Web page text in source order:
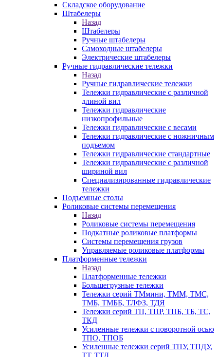
Складское оборудование
Штабелеры
Назад
Штабелеры
Ручные штабелеры
Самоходные штабелеры
Электрические штабелеры
Ручные гидравлические тележки
Назад
Ручные гидравлические тележки
Тележки гидравлические с различной
длиной вил
Тележки гидравлические
низкопрофильные
Тележки гидравлические с весами
Тележки гидравлические с ножничным
подъемом
Тележки гидравлические стандартные
Тележки гидравлические с различной
шириной вил
Специализированные гидравлические
тележки
Подъемные столы
Роликовые системы перемещения
Назад
Роликовые системы перемещения
Подкатные роликовые платформы
Системы перемещения грузов
Управляемые роликовые платформы
Платформенные тележки
Назад
Платформенные тележки
Большегрузные тележки
Тележки серий ТМмини, ТММ, ТМС,
ТМБ, ТМББ, ТЛФЗ, ТДЯ
Тележки серий ТП, ТПР, ТПБ, ТБ, ТС,
ТКД
Усиленные тележки с поворотной осью
ТПО, ТПОБ
Усиленные тележки серий ТПУ, ТПДУ,
ТТ, ТТД